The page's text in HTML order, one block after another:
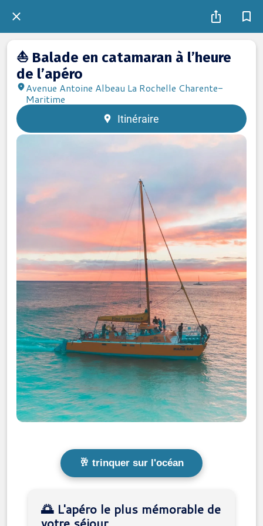
⛵ Balade en catamaran à l’heure
de l’apéro
Avenue Antoine Albeau La Rochelle Charente-
Maritime
Itinéraire
🥂 trinquer sur l'océan
🌅 L'apéro le plus mémorable de